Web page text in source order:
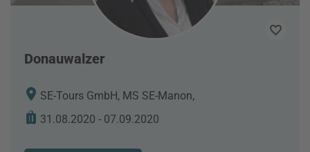
Donauwalzer
SE-Tours GmbH, MS SE-Manon,
31.08.2020 - 07.09.2020